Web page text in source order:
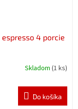
4 porcie
Skladom (1 ks)
Do košíka